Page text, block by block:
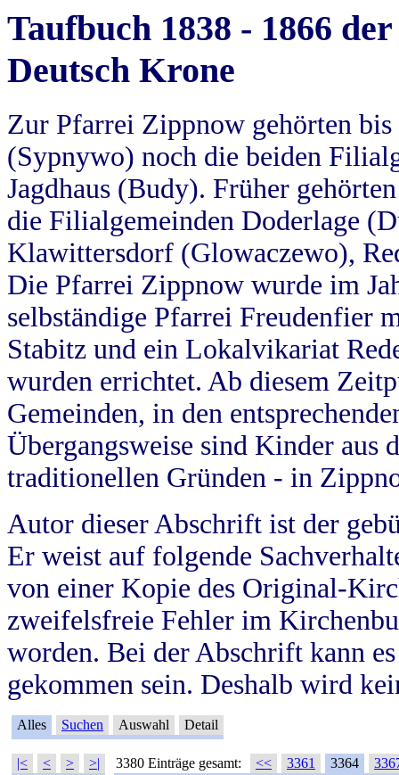
Taufbuch 1838 - 1866
Deutsch Krone
Zur Pfarrei Zippnow gehörten
(Sypnywo) noch die beiden
Jagdhaus (Budy). Früher
die Filialgemeinden Doderlage
Klawittersdorf (Glowaczewo),
Die Pfarrei Zippnow wurde im
selbständige Pfarrei Freudenfier
Stabitz und ein Lokalvikariat
wurden errichtet. Ab diesem
Gemeinden, in den
Übergangsweise sind Kinder aus
traditionellen Gründen - in
Autor dieser Abschrift ist der
Er weist auf folgende
von einer Kopie des Original-
zweifelsfreie Fehler im
worden. Bei der Abschrift kann
gekommen sein. Deshalb wird
Alles Suchen Auswahl Detail
|< < > >| 3380 Einträge gesamt: << 3361 3364